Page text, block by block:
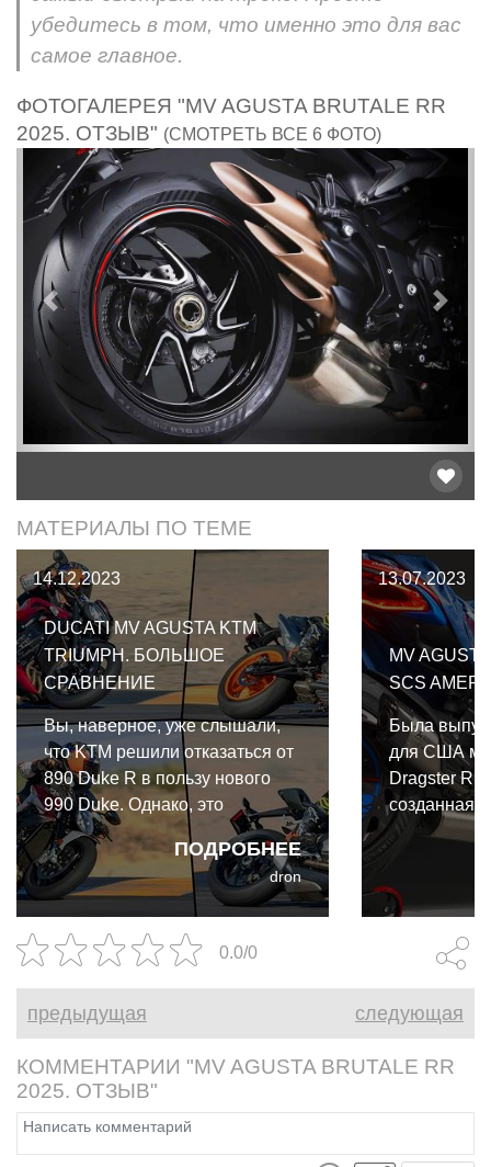
убедитесь в том, что именно это для вас
самое главное.
ФОТОГАЛЕРЕЯ "MV AGUSTA BRUTALE RR
2025. ОТЗЫВ" (СМОТРЕТЬ ВСЕ 6 ФОТО)
Предыдущий
МАТЕРИАЛЫ ПО ТЕМЕ
14.12.2023
DUCATI MV AGUSTA KTM
TRIUMPH. БОЛЬШОЕ
СРАВНЕНИЕ
ПОДРОБНЕЕ
Вы, наверное, уже слышали,
что KTM решили отказаться от
890 Duke R в пользу нового
990 Duke. Однако, это
отличный повод взять этих
самых конкурентов и
выставить против уходящего
Duke. Сможет ли он
напоследок победить лучшие
европейские
среднекубатурные нейкеды?
dron
13.07.2023
MV
SCS
Была
для США
Dragster
созданная
важном для
уместным
для
сердце
страны,
0.0/0
предыдущая следующая
КОММЕНТАРИИ "MV AGUSTA BRUTALE RR
2025. ОТЗЫВ"